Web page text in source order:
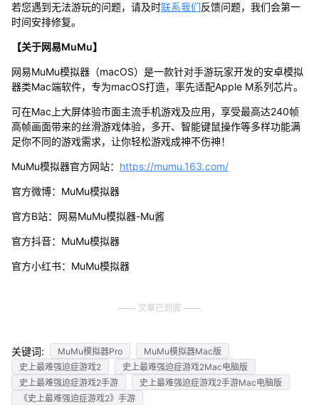
若您遇到无法游玩的问题，请及时联系我们反馈问题，我们会第一
时间安排修复。
【关于网易MuMu】
网易MuMu模拟器（macOS）是一款针对手游玩家开发的安卓模拟
器类Mac端软件，专为macOS打造，率先适配Apple M系列芯片。
可在Mac上大屏体验市面主流手机游戏及应用，享受最高达240帧
高帧画面带来的丝滑游戏体验，多开、智能键鼠操作等多样功能满
足你不同的游戏需求，让你轻松游戏成神不伤神！
MuMu模拟器官方网站： https://mumu.163.com/
官方微博：MuMu模拟器
官方B站：网易MuMu模拟器-Mu酱
官方抖音：MuMu模拟器
官方小红书：MuMu模拟器
文章已到底
关键词: MuMu模拟器Pro
MuMu模拟器Mac版
史上最难强迫症游戏2
史上最难强迫症游戏2Mac电脑版
史上最难强迫症游戏2手游
史上最难强迫症游戏2手游Mac电脑版
《史上最难强迫症游戏2》手游